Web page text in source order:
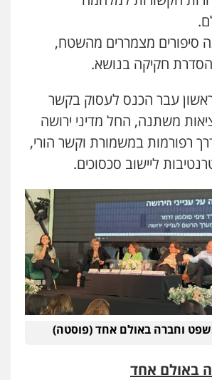
סיפורים מצמררים מהשטח,
חקיקה בנושא.
עבר הכנס לעסוק בקשר
משתנה, החל מדיני ירושה
רפורמות במשמורת וקשר הורי,
ליישוב סכסוכים.
וחברה באולם אחד (פוסטה)
באולם אחד